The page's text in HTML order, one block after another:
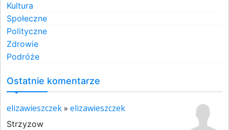
Kultura
Społeczne
Polityczne
Zdrowie
Podróże
Ostatnie komentarze
elizawieszczek» elizawieszczek
Strzyzow